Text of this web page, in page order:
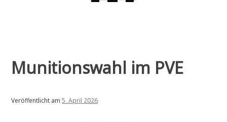
Munitionswahl im PVE
Veröffentlicht am5. April 2026